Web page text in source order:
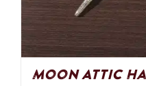
Moon Attic